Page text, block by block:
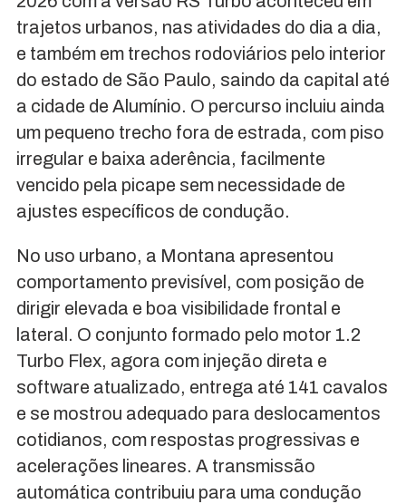
trajetos urbanos, nas atividades do dia a dia,
e também em trechos rodoviários pelo interior
do estado de São Paulo, saindo da capital até
a cidade de Alumínio. O percurso incluiu ainda
um pequeno trecho fora de estrada, com piso
irregular e baixa aderência, facilmente
vencido pela picape sem necessidade de
ajustes específicos de condução.
No uso urbano, a Montana apresentou
comportamento previsível, com posição de
dirigir elevada e boa visibilidade frontal e
lateral. O conjunto formado pelo motor 1.2
Turbo Flex, agora com injeção direta e
software atualizado, entrega até 141 cavalos
e se mostrou adequado para deslocamentos
cotidianos, com respostas progressivas e
acelerações lineares. A transmissão
automática contribuiu para uma condução